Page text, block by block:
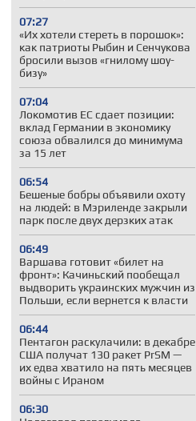
07:27
«Их хотели стереть в порошок»:
как патриоты Рыбин и Сенчукова
бросили вызов «гнилому шоу-
бизу»
07:04
Локомотив ЕС сдает позиции:
вклад Германии в экономику
союза обвалился до минимума
за 15 лет
06:54
Бешеные бобры объявили охоту
на людей: в Мэриленде закрыли
парк после двух дерзких атак
06:49
Варшава готовит «билет на
фронт»: Качиньский пообещал
выдворить украинских мужчин из
Польши, если вернется к власти
06:44
Пентагон раскулачили: в декабре
США получат 130 ракет PrSM —
их едва хватило на пять месяцев
войны с Ираном
06:30